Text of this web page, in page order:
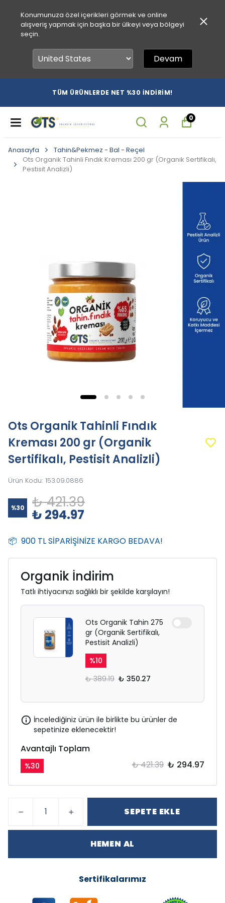
Konumunuza özel içerikleri görmek ve online
alışveriş yapmak için başka bir ülkeyi veya bölgeyi
seçin.
Devam
TÜM ÜRÜNLERDE NET %30 İNDİRİM!
0
Anasayfa
Tahin&Pekmez - Bal - Reçel
Ots Organik Tahinli Fındık Kreması 200 gr (Organik Sertifikalı,
Pestisit Analizli)
Ots Organik Tahinli Fındık
Kreması 200 gr (Organik
Sertifikalı, Pestisit Analizli)
Ürün Kodu: 153.09.0886
%30 ₺ 421.39
₺ 294.97
📦 900 TL SİPARİŞİNİZE KARGO BEDAVA!
Organik İndirim
Tatlı ihtiyacınızı sağlıklı bir şekilde karşılayın!
Ots Organik Tahin 275
gr (Organik Sertifikalı,
Pestisit Analizli)
%10
₺ 389.19 ₺ 350.27
İncelediğiniz ürün ile birlikte bu ürünler de
sepetinize eklenecektir!
Avantajlı Toplam
%30 ₺ 421.39 ₺ 294.97
SEPETE EKLE
HEMEN AL
Sertifikalarımız